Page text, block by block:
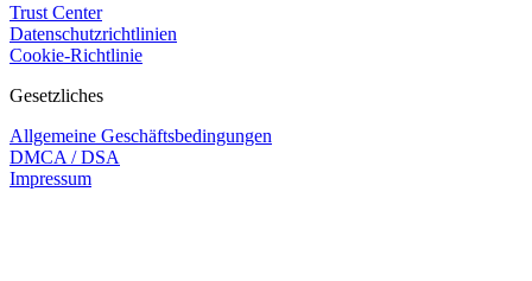
Trust Center
Datenschutzrichtlinien
Cookie-Richtlinie
Gesetzliches
Allgemeine Geschäftsbedingungen
DMCA / DSA
Impressum